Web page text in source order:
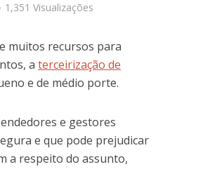
1,351 Visualizações
muitos recursos para
a terceirização de
e de médio porte.
e gestores
e que pode prejudicar
a respeito do assunto,